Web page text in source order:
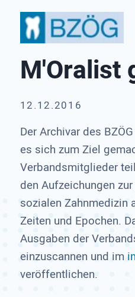
M'Oralist
12.12.2016
Der Archivar des
es sich zum Ziel
Verbandsmitglieder
den Aufzeichungen
sozialen Zahnmedizin
Zeiten und Epochen.
Ausgaben der
einzuscannen und im
veröffentlichen.